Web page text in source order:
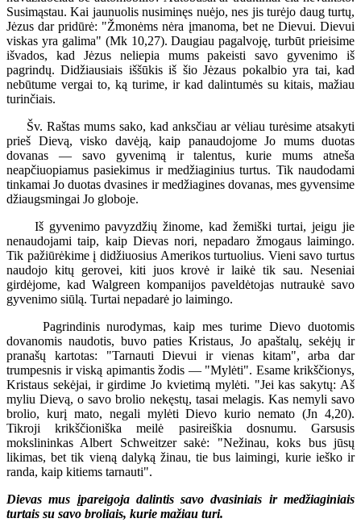
Susimąstau. Kai jaunuolis nusiminęs nuėjo, nes jis turėjo daug turtų,
Jėzus dar pridūrė: "Žmonėms nėra įmanoma, bet ne Dievui. Dievui
viskas yra galima" (Mk 10,27). Daugiau pagalvoję, turbūt prieisime
išvados, kad Jėzus neliepia mums pakeisti savo gyvenimo iš
pagrindų. Didžiausiais iššūkis iš šio Jėzaus pokalbio yra tai, kad
nebūtume vergai to, ką turime, ir kad dalintumės su kitais, mažiau
turinčiais.
Šv. Raštas mums sako, kad anksčiau ar vėliau turėsime atsakyti
prieš Dievą, visko davėją, kaip panaudojome Jo mums duotas
dovanas — savo gyvenimą ir talentus, kurie mums atneša
neapčiuopiamus pasiekimus ir medžiaginius turtus. Tik naudodami
tinkamai Jo duotas dvasines ir medžiagines dovanas, mes gyvensime
džiaugsmingai Jo globoje.
Iš gyvenimo pavyzdžių žinome, kad žemiški turtai, jeigu jie
nenaudojami taip, kaip Dievas nori, nepadaro žmogaus laimingo.
Tik pažiūrėkime į didžiuosius Amerikos turtuolius. Vieni savo turtus
naudojo kitų gerovei, kiti juos krovė ir laikė tik sau. Neseniai
girdėjome, kad Walgreen kompanijos paveldėtojas nutraukė savo
gyvenimo siūlą. Turtai nepadarė jo laimingo.
Pagrindinis nurodymas, kaip mes turime Dievo duotomis
dovanomis naudotis, buvo paties Kristaus, Jo apaštalų, sekėjų ir
pranašų kartotas: "Tarnauti Dievui ir vienas kitam", arba dar
trumpesnis ir viską apimantis žodis — "Mylėti". Esame krikščionys,
Kristaus sekėjai, ir girdime Jo kvietimą mylėti. "Jei kas sakytų: Aš
myliu Dievą, o savo brolio nekęstų, tasai melagis. Kas nemyli savo
brolio, kurį mato, negali mylėti Dievo kurio nemato (Jn 4,20).
Tikroji krikščioniška meilė pasireiškia dosnumu. Garsusis
mokslininkas Albert Schweitzer sakė: "Nežinau, koks bus jūsų
likimas, bet tik vieną dalyką žinau, tie bus laimingi, kurie ieško ir
randa, kaip kitiems tarnauti".
Dievas mus įpareigoja dalintis savo dvasiniais ir medžiaginiais
turtais su savo broliais, kurie mažiau turi.